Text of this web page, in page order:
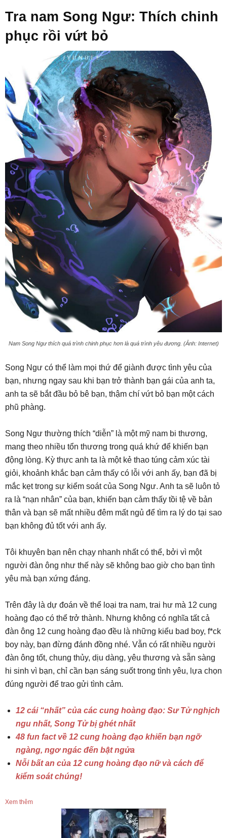
Tra nam Song Ngư: Thích chinh
phục rồi vứt bỏ
Nam Song Ngư thích quá trình chinh phục hơn là quá trình yêu đương. (Ảnh: Internet)
Song Ngư có thể làm mọi thứ để giành được tình yêu của
bạn, nhưng ngay sau khi bạn trở thành bạn gái của anh ta,
anh ta sẽ bắt đầu bỏ bê bạn, thậm chí vứt bỏ bạn một cách
phũ phàng.
Song Ngư thường thích “diễn” là một mỹ nam bi thương,
mang theo nhiều tổn thương trong quá khứ để khiến bạn
động lòng. Kỳ thực anh ta là một kẻ thao túng cảm xúc tài
giỏi, khoảnh khắc bạn cảm thấy có lỗi với anh ấy, bạn đã bị
mắc kẹt trong sự kiểm soát của Song Ngư. Anh ta sẽ luôn tỏ
ra là “nạn nhân” của bạn, khiến bạn cảm thấy tồi tệ về bản
thân và bạn sẽ mất nhiều đêm mất ngủ để tìm ra lý do tại sao
bạn không đủ tốt với anh ấy.
Tôi khuyên bạn nên chạy nhanh nhất có thể, bởi vì một
người đàn ông như thế này sẽ không bao giờ cho bạn tình
yêu mà bạn xứng đáng.
Trên đây là dự đoán về thể loại tra nam, trai hư mà 12 cung
hoàng đạo có thể trở thành. Nhưng không có nghĩa tất cả
đàn ông 12 cung hoàng đạo đều là những kiểu bad boy, f*ck
boy này, bạn đừng đánh đồng nhé. Vẫn có rất nhiều người
đàn ông tốt, chung thủy, dịu dàng, yêu thương và sẵn sàng
hi sinh vì bạn, chỉ cần bạn sáng suốt trong tình yêu, lựa chọn
đúng người để trao gửi tình cảm.
12 cái “nhất” của các cung hoàng đạo: Sư Tử nghịch
ngu nhất, Song Tử bị ghét nhất
48 fun fact về 12 cung hoàng đạo khiến bạn ngỡ
ngàng, ngơ ngác đến bật ngửa
Nỗi bất an của 12 cung hoàng đạo nữ và cách để
kiểm soát chúng!
Xem thêm